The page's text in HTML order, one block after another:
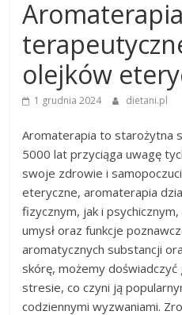
olejków
1 grudnia 2024 dietani.pl
Aromaterapia to starożytna
5000 lat przyciąga uwagę
swoje zdrowie i
eteryczne, aromaterapia
fizycznym, jak i
umysł oraz funkcje
aromatycznych substancji
skórę, możemy doświadczyć
stresie, co czyni ją
codziennymi wyzwaniami.